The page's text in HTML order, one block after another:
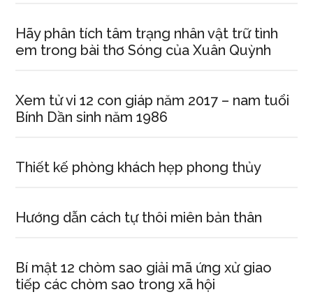
Hãy phân tích tâm trạng nhân vật trữ tình
em trong bài thơ Sóng của Xuân Quỳnh
Xem tử vi 12 con giáp năm 2017 – nam tuổi
Bính Dần sinh năm 1986
Thiết kế phòng khách hẹp phong thủy
Hướng dẫn cách tự thôi miên bản thân
Bí mật 12 chòm sao giải mã ứng xử giao
tiếp các chòm sao trong xã hội